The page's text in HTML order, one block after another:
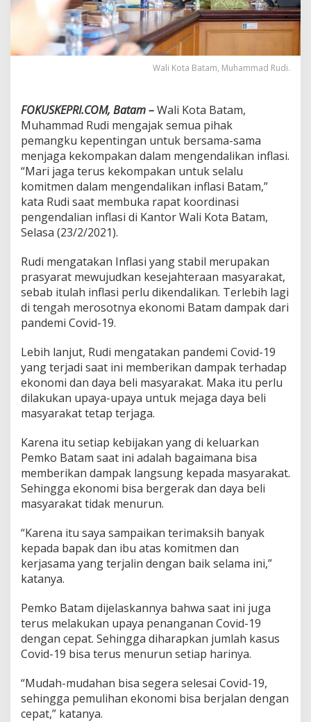
u
a
P
e
m
k
u
K
e
p
e
n
i
n
n
K
e
n
d
k
a
n
I
n
f
a
s
i
Wali Kota Batam, Muhammad Rudi.
FOKUSKEPRI.COM, Batam –Wali Kota Batam,
Muhammad Rudi mengajak semua pihak
pemangku kepentingan untuk bersama-sama
menjaga kekompakan dalam mengendalikan inflasi.
“Mari jaga terus kekompakan untuk selalu
komitmen dalam mengendalikan inflasi Batam,”
kata Rudi saat membuka rapat koordinasi
pengendalian inflasi di Kantor Wali Kota Batam,
Selasa (23/2/2021).
Rudi mengatakan Inflasi yang stabil merupakan
prasyarat mewujudkan kesejahteraan masyarakat,
sebab itulah inflasi perlu dikendalikan. Terlebih lagi
di tengah merosotnya ekonomi Batam dampak dari
pandemi Covid-19.
Lebih lanjut, Rudi mengatakan pandemi Covid-19
yang terjadi saat ini memberikan dampak terhadap
ekonomi dan daya beli masyarakat. Maka itu perlu
dilakukan upaya-upaya untuk mejaga daya beli
masyarakat tetap terjaga.
Karena itu setiap kebijakan yang di keluarkan
Pemko Batam saat ini adalah bagaimana bisa
memberikan dampak langsung kepada masyarakat.
Sehingga ekonomi bisa bergerak dan daya beli
masyarakat tidak menurun.
“Karena itu saya sampaikan terimaksih banyak
kepada bapak dan ibu atas komitmen dan
kerjasama yang terjalin dengan baik selama ini,”
katanya.
Pemko Batam dijelaskannya bahwa saat ini juga
terus melakukan upaya penanganan Covid-19
dengan cepat. Sehingga diharapkan jumlah kasus
Covid-19 bisa terus menurun setiap harinya.
“Mudah-mudahan bisa segera selesai Covid-19,
sehingga pemulihan ekonomi bisa berjalan dengan
cepat,” katanya.